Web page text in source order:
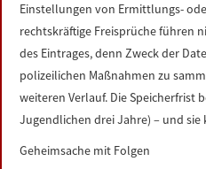
Einstellungen von Ermittlungs-
rechtskräftige Freisprüche führen
des Eintrages, denn Zweck der
polizeilichen Maßnahmen zu
weiteren Verlauf. Die Speicherfrist
Jugendlichen drei Jahre) – und
Geheimsache mit Folgen